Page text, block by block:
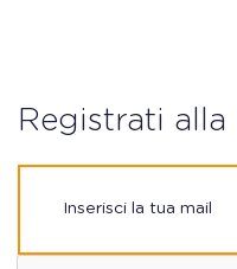
Registrati alla